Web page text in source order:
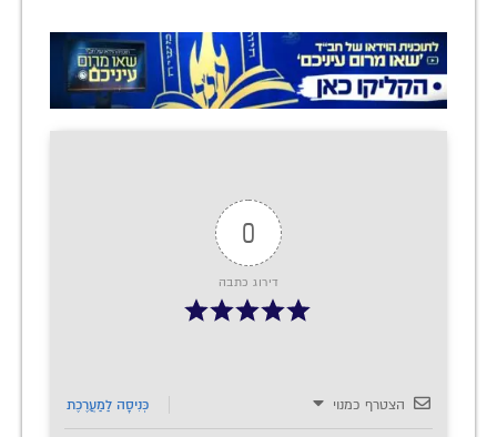
0
דירוג כתבה
הצטרף כמנוי כְּנִיסָה לַמַעֲרֶכֶת